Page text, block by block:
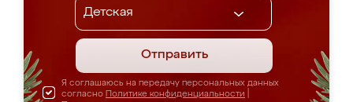
Отправить
Я соглашаюсь на передачу персональных данных
согласно Политике конфиденциальности